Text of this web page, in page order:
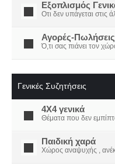
Εξοπλισμός
Οτι δεν υπάγεται στις
Αγορές-Πωλήσεις
Ό,τι σας πιάνει τον
Γενικές Συζητήσεις
4X4 γενικά
Θέματα που δεν
Παιδική χαρά
Χώρος αναψυχής ,